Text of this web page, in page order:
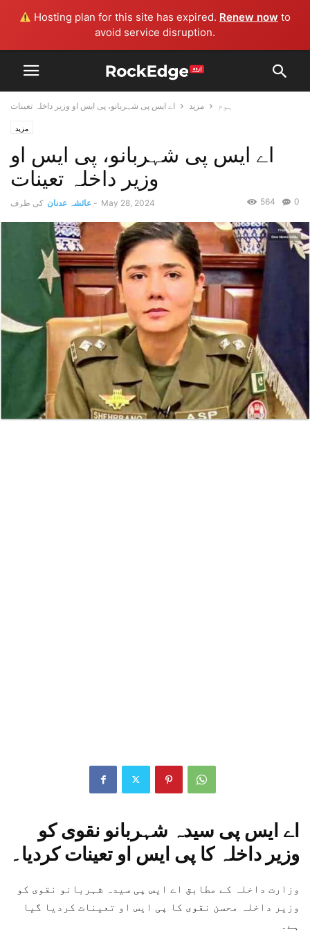
Hosting plan for this site has expired. Renew now to
avoid service disruption.
ہوم مزید اے ایس پی شہربانو، پی ایس او وزیر داخلہ تعینات
مزید
اے ایس پی شہربانو، پی ایس او
وزیر داخلہ تعینات
کی طرف عائشہ عدنان - May 28, 2024 0
564
اے ایس پی سیدہ شہربانو نقوی کو
وزیر داخلہ کا پی ایس او تعینات کردیا۔
وزارت داخلہ کے مطابق اے ایس پی سیدہ شہربانو نقوی کو
وزیر داخلہ محسن نقوی کا پی ایس او تعینات کردیا گیا
ہے۔